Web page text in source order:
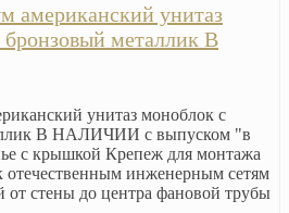
американский унитаз
металлик В
унитаз моноблок с
В НАЛИЧИИ с выпуском "в
с крышкой Крепеж для монтажа
инженерным сетям
стены до центра фановой трубы